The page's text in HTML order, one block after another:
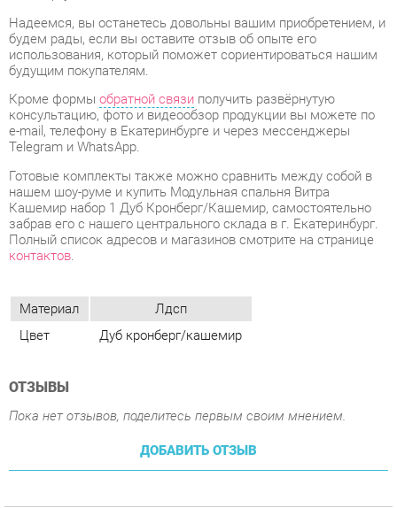
Кроме формы обратной связиполучить развёрнутую
консультацию, фото и видеообзор продукции вы можете по
e-mail, телефону в Екатеринбурге и через мессенджеры
Telegram и WhatsApp.
Готовые комплекты также можно сравнить между собой в
нашем шоу-руме и купить Модульная спальня Витра
Кашемир набор 1 Дуб Кронберг/Кашемир, самостоятельно
забрав его с нашего центрального склада в г. Екатеринбург.
Полный список адресов и магазинов смотрите на странице
контактов
Материал
Лдсп
Цвет
Дуб кронберг/кашемир
ОТЗЫВЫ
Пока нет отзывов, поделитесь первым своим мнением.